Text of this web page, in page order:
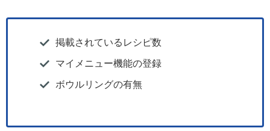
掲載されているレシピ数
マイメニュー機能の登録
ボウルリングの有無